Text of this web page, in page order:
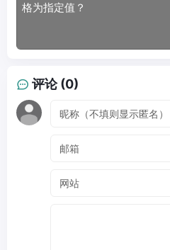
格为指定值？
评论 (0)